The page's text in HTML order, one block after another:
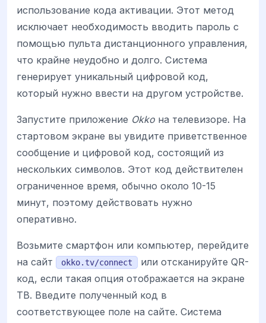
использование кода активации. Этот метод
исключает необходимость вводить пароль с
помощью пульта дистанционного управления,
что крайне неудобно и долго. Система
генерирует уникальный цифровой код,
который нужно ввести на другом устройстве.
Запустите приложение Okko на телевизоре. На
стартовом экране вы увидите приветственное
сообщение и цифровой код, состоящий из
нескольких символов. Этот код действителен
ограниченное время, обычно около 10-15
минут, поэтому действовать нужно
оперативно.
Возьмите смартфон или компьютер, перейдите
на сайт
okko.tv/connect
или отсканируйте QR-
код, если такая опция отображается на экране
ТВ. Введите полученный код в
соответствующее поле на сайте. Система